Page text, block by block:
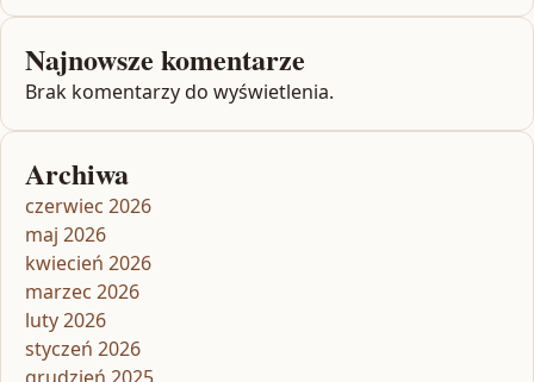
Najnowsze komentarze
Brak komentarzy do wyświetlenia.
Archiwa
czerwiec 2026
maj 2026
kwiecień 2026
marzec 2026
luty 2026
styczeń 2026